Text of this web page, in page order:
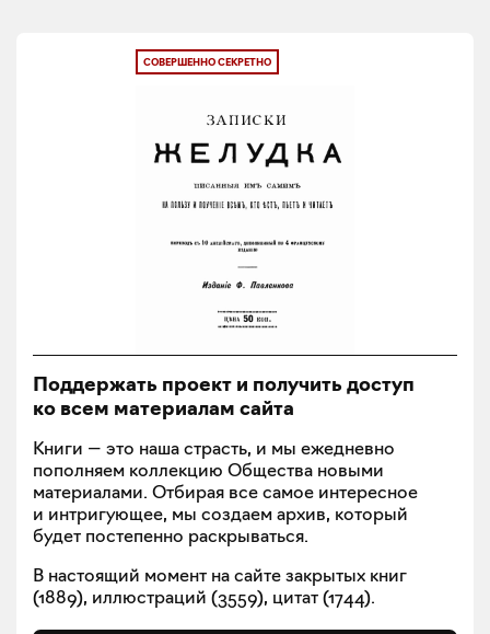
СОВЕРШЕННО СЕКРЕТНО
Поддержать проект и получить доступ
ко всем материалам сайта
Книги — это наша страсть, и мы ежедневно
пополняем коллекцию Общества новыми
материалами. Отбирая все самое интересное
и интригующее, мы создаем архив, который
будет постепенно раскрываться.
В настоящий момент на сайте закрытых книг
(1889), иллюстраций (3559), цитат (1744).